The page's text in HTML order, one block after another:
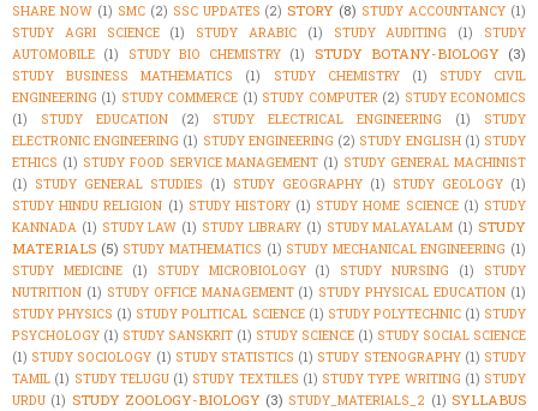
SHARE NOW (1) SMC (2) SSC UPDATES (2) STORY (8) STUDY ACCOUNTANCY (1)
STUDY AGRI SCIENCE
(1) STUDY ARABIC (1) STUDY AUDITING (1)
STUDY
AUTOMOBILE (1) STUDY BIO CHEMISTRY (1) STUDY BOTANY-BIOLOGY (3)
STUDY BUSINESS MATHEMATICS (1) STUDY CHEMISTRY (1)
STUDY CIVIL
ENGINEERING (1) STUDY COMMERCE (1) STUDY COMPUTER (2) STUDY ECONOMICS
(1)
STUDY EDUCATION (2) STUDY ELECTRICAL ENGINEERING (1)
STUDY
ELECTRONIC ENGINEERING (1) STUDY ENGINEERING (2) STUDY ENGLISH (1) STUDY
ETHICS (1) STUDY FOOD SERVICE MANAGEMENT (1) STUDY GENERAL MACHINIST
(1) STUDY GENERAL STUDIES (1) STUDY GEOGRAPHY (1) STUDY GEOLOGY (1)
STUDY HINDU RELIGION (1) STUDY HISTORY (1) STUDY HOME SCIENCE (1) STUDY
KANNADA (1) STUDY LAW (1) STUDY LIBRARY (1) STUDY MALAYALAM (1) STUDY
MATERIALS (5) STUDY MATHEMATICS (1) STUDY MECHANICAL ENGINEERING (1)
STUDY MEDICINE
(1) STUDY MICROBIOLOGY (1) STUDY NURSING (1)
STUDY
NUTRITION (1) STUDY OFFICE MANAGEMENT (1) STUDY PHYSICAL EDUCATION (1)
STUDY PHYSICS (1) STUDY POLITICAL SCIENCE (1) STUDY POLYTECHNIC (1) STUDY
PSYCHOLOGY (1) STUDY SANSKRIT (1) STUDY SCIENCE (1) STUDY SOCIAL SCIENCE
(1) STUDY SOCIOLOGY (1) STUDY STATISTICS (1) STUDY STENOGRAPHY (1) STUDY
TAMIL (1) STUDY TELUGU (1) STUDY TEXTILES (1) STUDY TYPE WRITING (1) STUDY
URDU (1) STUDY ZOOLOGY-BIOLOGY (3) STUDY_MATERIALS_2 (1) SYLLABUS